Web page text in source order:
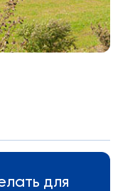
для